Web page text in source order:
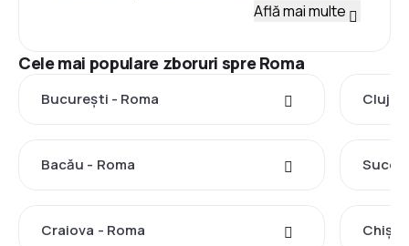
Află mai multe
Cele mai populare zboruri spre Roma
București - Roma Cluj-
Bacău - Roma
Craiova - Roma